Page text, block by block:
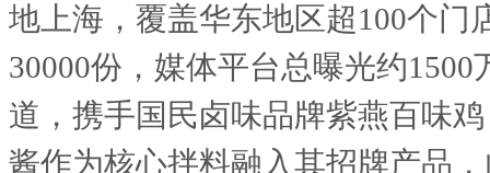
地上海，覆盖华东地区超100个门
30000份，媒体平台总曝光约1500
道，携手国民卤味品牌紫燕百味
酱作为核心拌料融入其招牌产品